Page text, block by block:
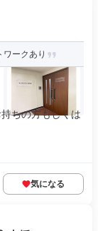
ークあり
ちの方もしくは
気になる